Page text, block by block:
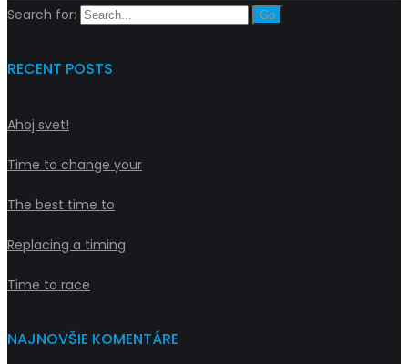
Search for:
RECENT POSTS
Ahoj svet!
Time to change your
The best time to
Replacing a timing
Time to race
NAJNOVŠIE KOMENTÁRE